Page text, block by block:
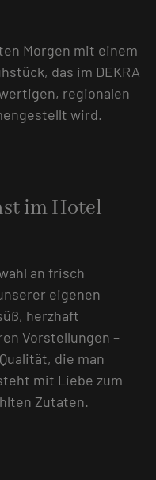
Morgen mit einem
das im DEKRA
regionalen
wird.
im Hotel
an frisch
eigenen
herzhaft
Vorstellungen –
die man
mit Liebe zum
Zutaten.